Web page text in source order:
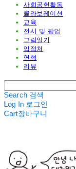
사회공헌활동
콜라보레이션
교육
전시 및 팝업
그림일기
입점처
연혁
리뷰
Search 검색
Log In 로그인
Cart장바구니